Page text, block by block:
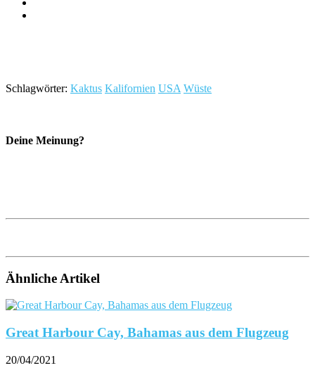
Schlagwörter: Kaktus Kalifornien USA Wüste
Deine Meinung?
Ähnliche Artikel
Great Harbour Cay, Bahamas aus dem Flugzeug
20/04/2021